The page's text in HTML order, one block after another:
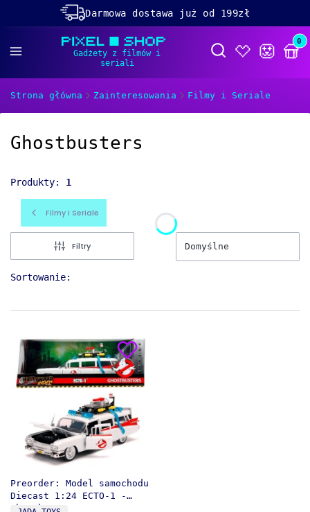
Darmowa dostawa już od 199zł
Rabaty -50% na wybrane produkty
Dolącz do naszego
Otwórz
Strona główna Zainteresowania Filmy i Seriale
Ghostbusters
Produkty: 1
Filmy i Seriale
Filtry
Sortowanie:
Domyślne
Preorder: Model samochodu
Diecast 1:24 ECTO-1 -
Ghostbusters
PRODUCENT